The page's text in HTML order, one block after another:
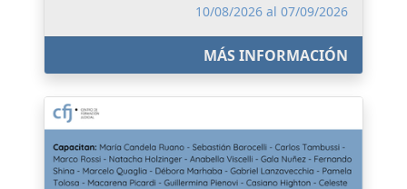
10/08/2026 al 07/09/2026
MÁS INFORMACIÓN